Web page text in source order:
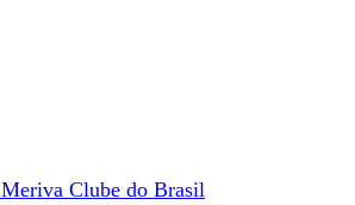
Meriva Clube do Brasil